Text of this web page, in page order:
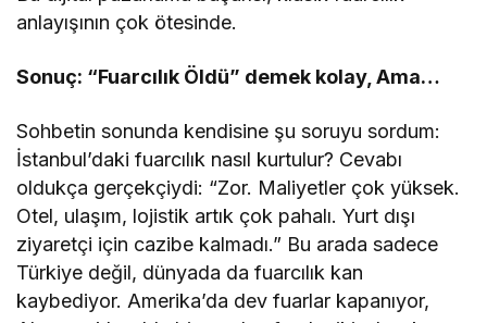
anlayışının çok ötesinde.
Sonuç: “Fuarcılık Öldü” demek kolay, Ama…
Sohbetin sonunda kendisine şu soruyu sordum:
İstanbul’daki fuarcılık nasıl kurtulur? Cevabı
oldukça gerçekçiydi: “Zor. Maliyetler çok yüksek.
Otel, ulaşım, lojistik artık çok pahalı. Yurt dışı
ziyaretçi için cazibe kalmadı.” Bu arada sadece
Türkiye değil, dünyada da fuarcılık kan
kaybediyor. Amerika’da dev fuarlar kapanıyor,